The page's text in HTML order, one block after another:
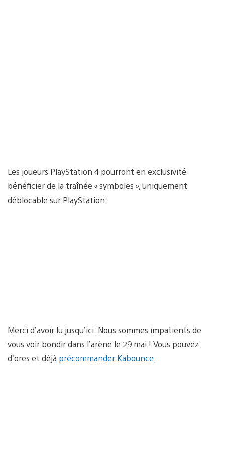
Les joueurs PlayStation 4 pourront en exclusivité
bénéficier de la traînée « symboles », uniquement
déblocable sur PlayStation :
Merci d’avoir lu jusqu’ici. Nous sommes impatients de
vous voir bondir dans l’arène le 29 mai ! Vous pouvez
d’ores et déjà précommander Kabounce